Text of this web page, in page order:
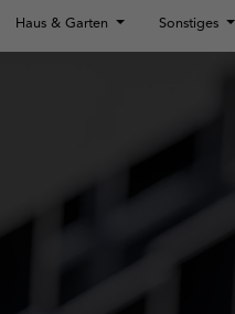
Haus & Garten Sonstiges